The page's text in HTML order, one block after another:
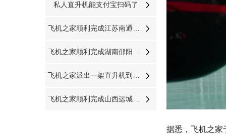
私人直升机能支付宝扫码了
据悉，飞机之家